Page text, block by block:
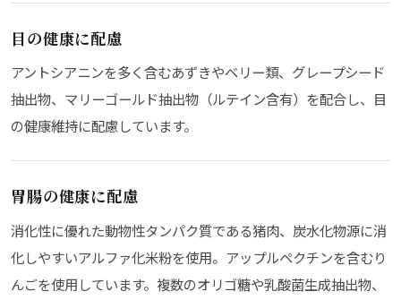
目の健康に配慮
アントシアニンを多く含むあずきやベリー類、グレープシード
抽出物、マリーゴールド抽出物（ルテイン含有）を配合し、目
の健康維持に配慮しています。
胃腸の健康に配慮
消化性に優れた動物性タンパク質である猪肉、炭水化物源に消
化しやすいアルファ化米粉を使用。アップルペクチンを含むり
んごを使用しています。複数のオリゴ糖や乳酸菌生成抽出物、